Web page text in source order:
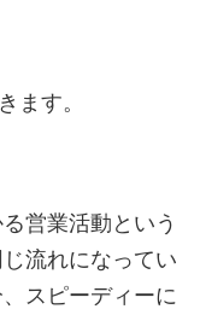
ます。
営業活動という
流れになってい
スピーディーに